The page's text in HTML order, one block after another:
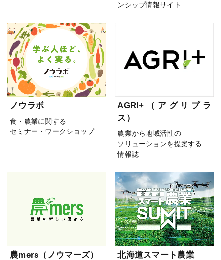
ンシップ情報サイト
ノウラボ
食・農業に関する
セミナー・ワークショップ
AGRI+（アグリプラ
ス）
農業から地域活性の
ソリューションを提案する
情報誌
農mers（ノウマーズ）
北海道スマート農業